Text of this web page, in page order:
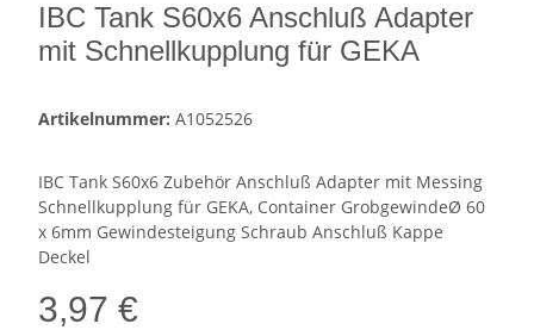
IBC Tank S60x6 Anschluß Adapter
mit Schnellkupplung für GEKA
Artikelnummer: A1052526
IBC Tank S60x6 Zubehör Anschluß Adapter mit Messing
Schnellkupplung für GEKA, Container GrobgewindeØ 60
x 6mm Gewindesteigung Schraub Anschluß Kappe
Deckel
3,97 €